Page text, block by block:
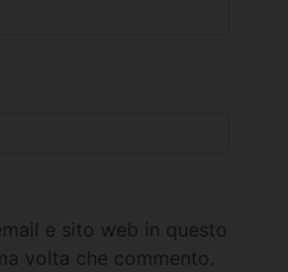
e sito web in questo
volta che commento.